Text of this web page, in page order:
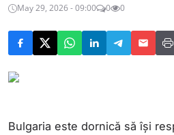
May 29, 2026 - 09:00
0 0
Bulgaria este dornică să își